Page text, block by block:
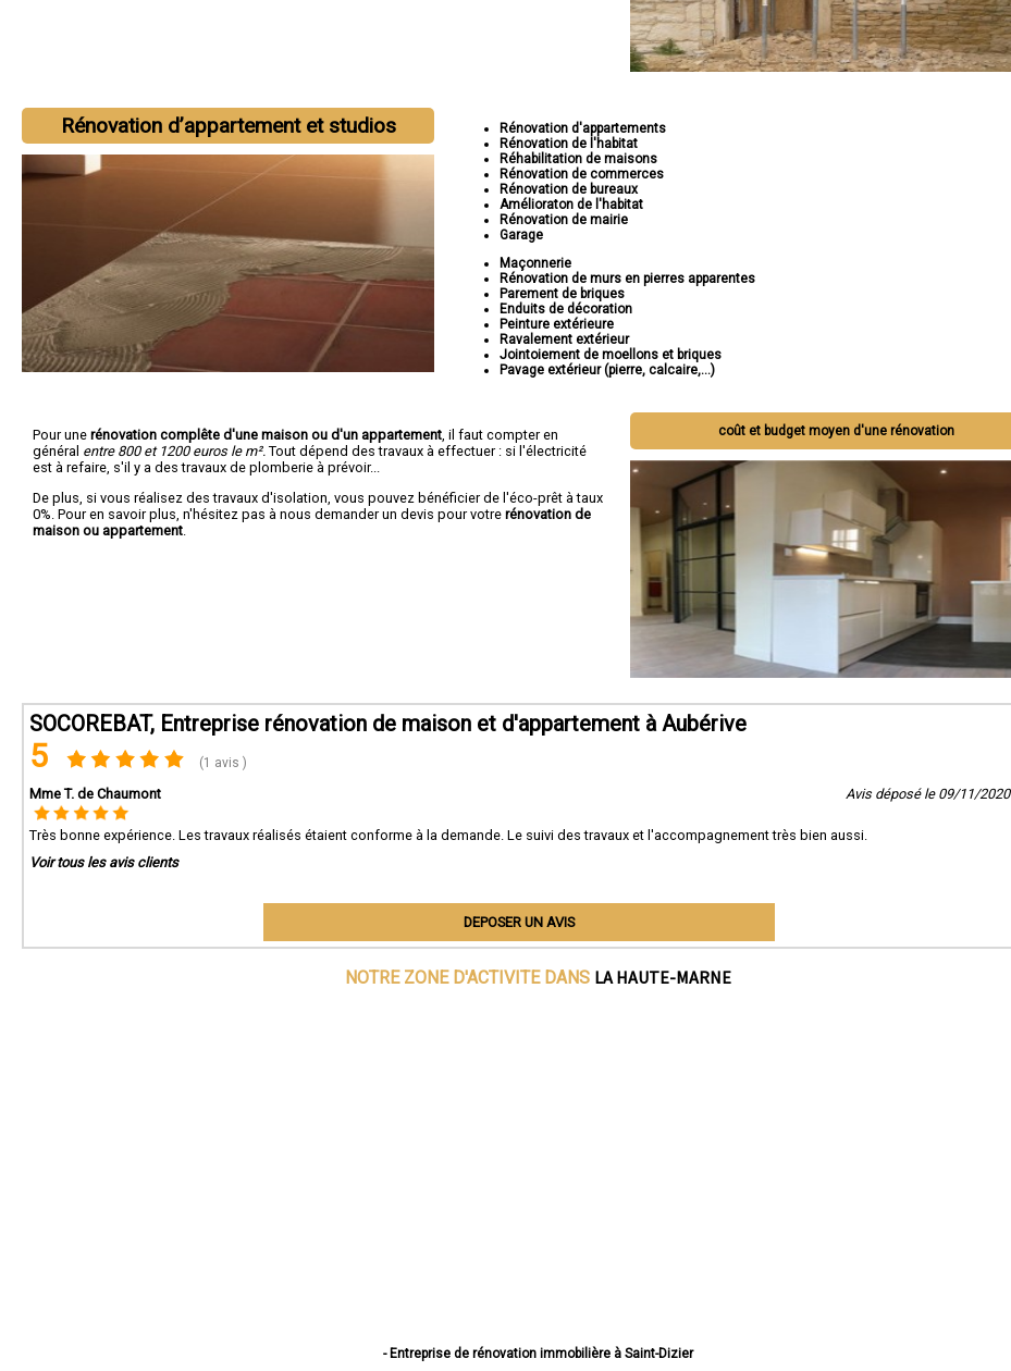
Rénovation d’appartement et studios
Rénovation d'appartements
Rénovation de l'habitat
Réhabilitation de maisons
Rénovation de commerces
Rénovation de bureaux
Amélioraton de l'habitat
Rénovation de mairie
Garage
Maçonnerie
Rénovation de murs en pierres apparentes
Parement de briques
Enduits de décoration
Peinture extérieure
Ravalement extérieur
Jointoiement de moellons et briques
Pavage extérieur (pierre, calcaire,...)
coût et budget moyen d'une rénovation
Pour une rénovation complête d'une maison ou d'un appartement , il faut compter en
général entre 800 et 1200 euros le m². Tout dépend des travaux à effectuer : si l'électricité
est à refaire, s'il y a des travaux de plomberie à prévoir...
De plus, si vous réalisez des travaux d'isolation, vous pouvez bénéficier de l'éco-prêt à taux
0%. Pour en savoir plus, n'hésitez pas à nous demander un devis pour votre rénovation de
maison ou appartement
SOCOREBAT, Entreprise rénovation de maison et d'appartement à Aubérive
5 (1 avis )
Mme T. de Chaumont Avis déposé le 09/11/2020
Très bonne expérience. Les travaux réalisés étaient conforme à la demande. Le suivi des travaux et l'accompagnement très bien aussi.
Voir tous les avis clients
DEPOSER UN AVIS
NOTRE ZONE D'ACTIVITE DANS LA HAUTE-MARNE
- Entreprise de rénovation immobilière à Saint-Dizier